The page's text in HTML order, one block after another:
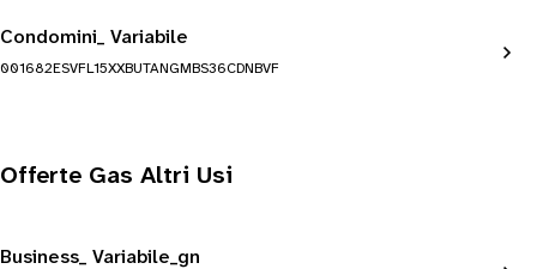
Condomini_ Variabile
001682ESVFL15XXBUTANGMBS36CDNBVF
Offerte Gas Altri Usi
Business_ Variabile_gn